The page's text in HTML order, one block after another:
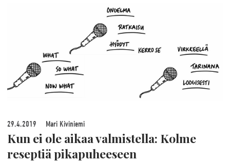
29.4.2019 Mari Kiviniemi
Kun ei ole aikaa valmistella: Kolme
reseptiä pikapuheeseen